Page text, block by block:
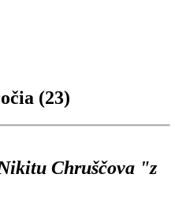
(23)
Chruščova "z